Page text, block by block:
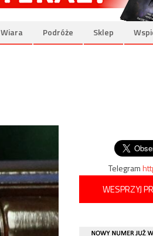
Wiara Podróże Sklep
Telegram
WESPRZYJ